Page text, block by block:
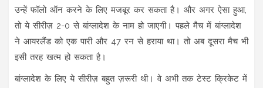
उन्हें फॉलो ऑन करने के लिए मजबूर कर सकता है। और अगर ऐसा हुआ,
तो ये सीरीज़ 2-0 से बांग्लादेश के नाम हो जाएगी। पहले मैच में बांग्लादेश
ने आयरलैंड को एक पारी और 47 रन से हराया था। तो अब दूसरा मैच भी
इसी तरह खत्म हो सकता है।
बांग्लादेश के लिए ये सीरीज़ बहुत ज़रूरी थी। वे अभी तक टेस्ट क्रिकेट में